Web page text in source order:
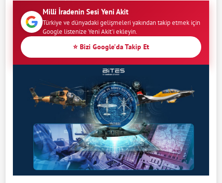
Milli İradenin Sesi Yeni Akit
Türkiye ve dünyadaki gelişmeleri yakından takip etmek için
Google listenize Yeni Akit'i ekleyin.
⭐ Bizi Google'da Takip Et